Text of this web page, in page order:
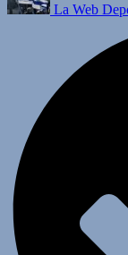
La Web